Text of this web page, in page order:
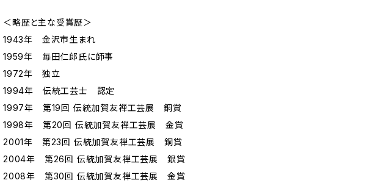
＜略歴と主な受賞歴＞
1943年 金沢市生まれ
1959年 毎田仁郎氏に師事
1972年 独立
1994年 伝統工芸士 認定
1997年 第19回 伝統加賀友禅工芸展 銅賞
1998年 第20回 伝統加賀友禅工芸展 金賞
2001年 第23回 伝統加賀友禅工芸展 銅賞
2004年 第26回 伝統加賀友禅工芸展 銀賞
2008年 第30回 伝統加賀友禅工芸展 金賞